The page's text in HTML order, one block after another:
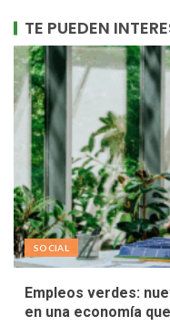
TE PUEDEN
SOCIAL
Empleos verdes:
en una economía